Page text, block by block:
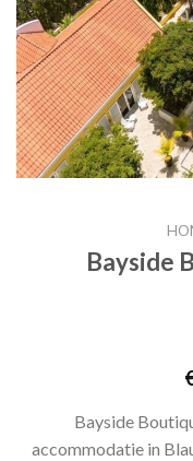
Bayside
Bayside
accommodatie in